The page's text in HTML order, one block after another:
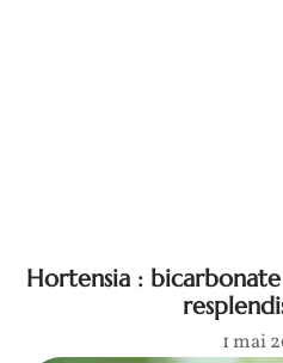
Hortensia :
1 mai